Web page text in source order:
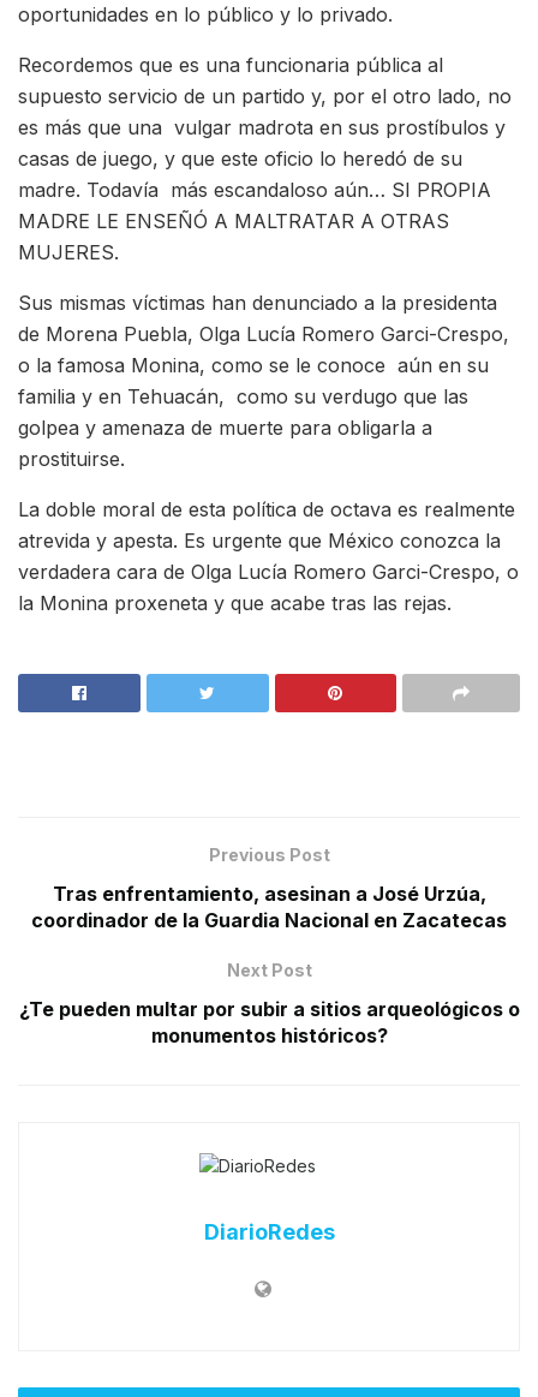
oportunidades en lo público y lo privado.
Recordemos que es una funcionaria pública al
supuesto servicio de un partido y, por el otro lado, no
es más que una vulgar madrota en sus prostíbulos y
casas de juego, y que este oficio lo heredó de su
madre. Todavía más escandaloso aún… SI PROPIA
MADRE LE ENSEÑÓ A MALTRATAR A OTRAS
MUJERES.
Sus mismas víctimas han denunciado a la presidenta
de Morena Puebla, Olga Lucía Romero Garci-Crespo,
o la famosa Monina, como se le conoce aún en su
familia y en Tehuacán, como su verdugo que las
golpea y amenaza de muerte para obligarla a
prostituirse.
La doble moral de esta política de octava es realmente
atrevida y apesta. Es urgente que México conozca la
verdadera cara de Olga Lucía Romero Garci-Crespo, o
la Monina proxeneta y que acabe tras las rejas.
Previous Post
Tras enfrentamiento, asesinan a José Urzúa,
coordinador de la Guardia Nacional en Zacatecas
Next Post
¿Te pueden multar por subir a sitios arqueológicos o
monumentos históricos?
DiarioRedes